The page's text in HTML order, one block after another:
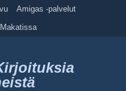
Amigas -palvelut